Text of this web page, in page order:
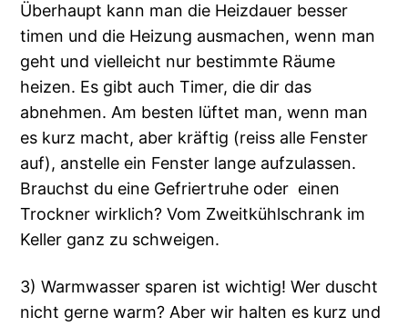
Überhaupt kann man die Heizdauer besser
timen und die Heizung ausmachen, wenn man
geht und vielleicht nur bestimmte Räume
heizen. Es gibt auch Timer, die dir das
abnehmen. Am besten lüftet man, wenn man
es kurz macht, aber kräftig (reiss alle Fenster
auf), anstelle ein Fenster lange aufzulassen.
Brauchst du eine Gefriertruhe oder einen
Trockner wirklich? Vom Zweitkühlschrank im
Keller ganz zu schweigen.
3) Warmwasser sparen ist wichtig! Wer duscht
nicht gerne warm? Aber wir halten es kurz und